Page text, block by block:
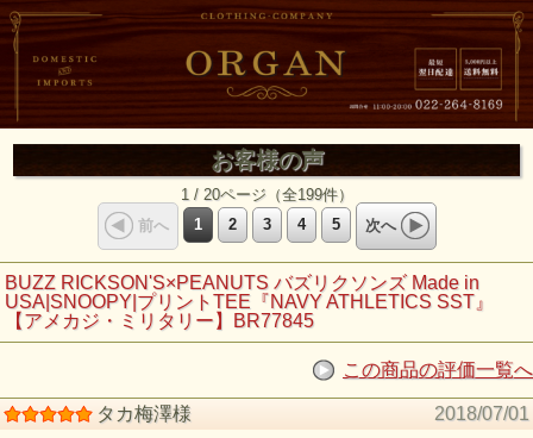
お客様の声
1 / 20ページ（全199件）
前へ
1 2 3 4 5 次へ
BUZZ RICKSON'S×PEANUTS バズリクソンズ Made in
USA|SNOOPY|プリントTEE『NAVY ATHLETICS SST』
【アメカジ・ミリタリー】BR77845
この商品の評価一覧へ
タカ梅澤様
2018/07/01